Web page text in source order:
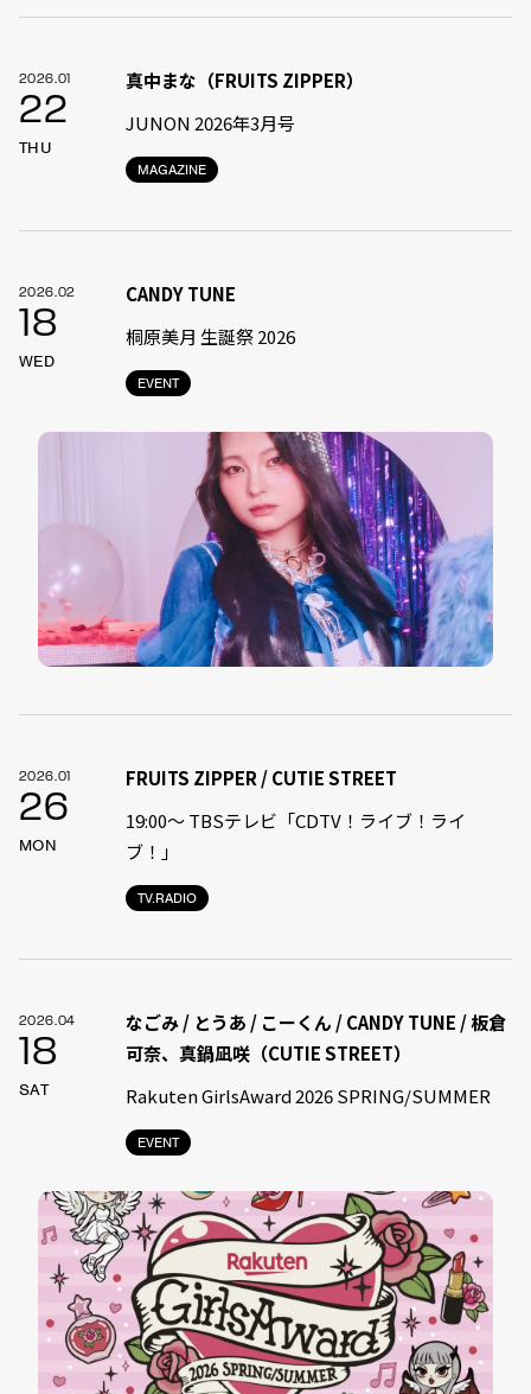
2026.01
22
THU
MAGAZINE
真中まな（FRUITS ZIPPER）
JUNON 2026年3月号
2026.02
18
WED
EVENT
CANDY TUNE
桐原美月 生誕祭 2026
2026.01
26
MON
TV.RADIO
FRUITS ZIPPER / CUTIE STREET
19:00〜 TBSテレビ「CDTV！ライブ！ライ
ブ！」
2026.04
18
SAT
EVENT
なごみ / とうあ / こーくん / CANDY TUNE / 板倉
可奈、真鍋凪咲（CUTIE STREET）
Rakuten GirlsAward 2026 SPRING/SUMMER